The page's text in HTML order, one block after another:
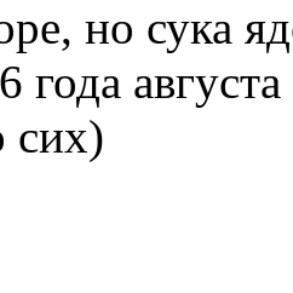
но сука
года
сих)